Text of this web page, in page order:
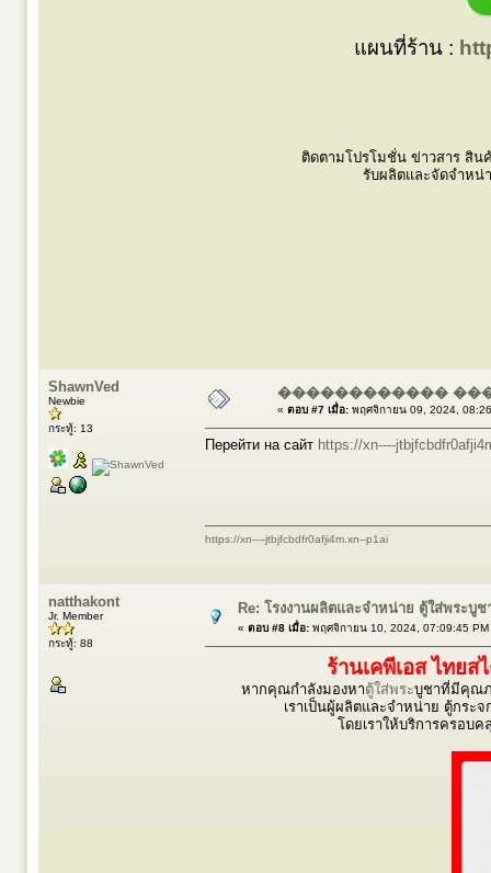
แผนที่ร้าน :
ติดตามโปรโมชั่น ข่าวสาร สิน
รับผลิตและจัดจำหน่
ShawnVed
Newbie
กระทู้: 13
������������
« ตอบ #7 เมื่อ: พฤศจิกายน 09, 2024,
Перейти на сайт https://xn----
https://xn----jtbjfcbdfr0afji4m.xn--p1ai
natthakont
Jr. Member
กระทู้: 88
Re: โรงงานผลิตและจำหน่าย ตู้ใส่พระบู
« ตอบ #8 เมื่อ: พฤศจิกายน 10, 2024, 07:09:45 PM
ร้านเคพีเอส ไทย
หากคุณกำลังมองหาตู้ใส่พระบูชาที่มีคุณภ
เราเป็นผู้ผลิตและจำหน่าย ตู้กระ
โดยเราให้บริการครอบ